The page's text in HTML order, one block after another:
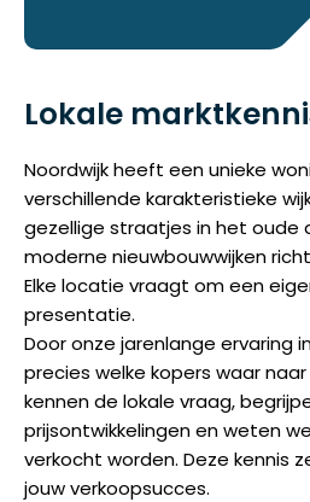
Lokale
Noordwijk heeft een unieke
verschillende karakteristieke
gezellige straatjes in het
moderne nieuwbouwwijken
Elke locatie vraagt om een
presentatie.
Door onze jarenlange ervaring
precies welke kopers waar naar
kennen de lokale vraag,
prijsontwikkelingen en weten
verkocht worden. Deze kennis
jouw verkoopsucces.